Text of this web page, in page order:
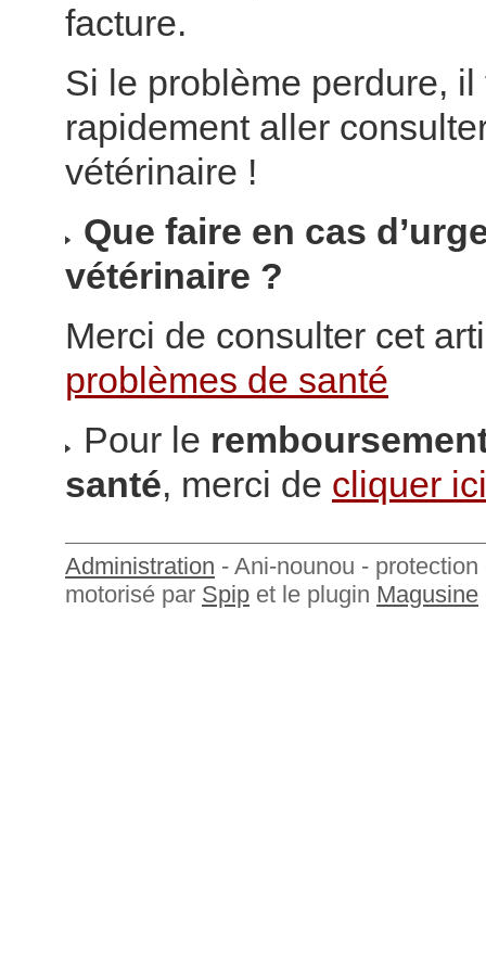
facture.
Si le problème perdure, il
rapidement aller
vétérinaire !
Que faire en cas
vétérinaire ?
Merci de consulter cet
problèmes de santé
Pour le
santé, merci de cliquer ici
Administration - Ani-nounou -
motorisé par Spip et le plugin Magusine